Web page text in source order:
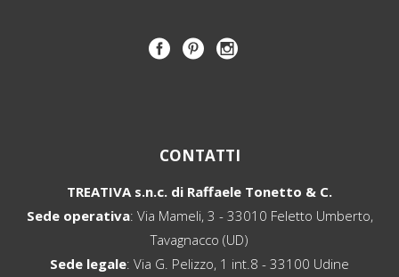
CONTATTI
TREATIVA s.n.c. di Raffaele Tonetto & C.
Sede operativa: Via Mameli, 3 - 33010 Feletto Umberto,
Tavagnacco (UD)
Sede legale: Via G. Pelizzo, 1 int.8 - 33100 Udine